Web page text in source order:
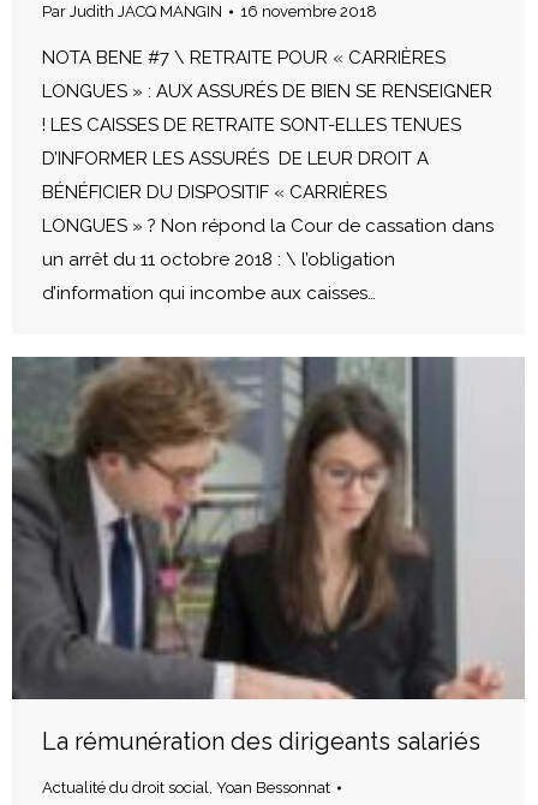
Par Judith JACQ MANGIN 16 novembre 2018
NOTA BENE #7 \ RETRAITE POUR « CARRIÈRES
LONGUES » : AUX ASSURÉS DE BIEN SE RENSEIGNER
! LES CAISSES DE RETRAITE SONT-ELLES TENUES
D’INFORMER LES ASSURÉS DE LEUR DROIT A
BÉNÉFICIER DU DISPOSITIF « CARRIÈRES
LONGUES » ? Non répond la Cour de cassation dans
un arrêt du 11 octobre 2018 : \ l’obligation
d’information qui incombe aux caisses…
La rémunération des dirigeants salariés
Actualité du droit social Yoan Bessonnat